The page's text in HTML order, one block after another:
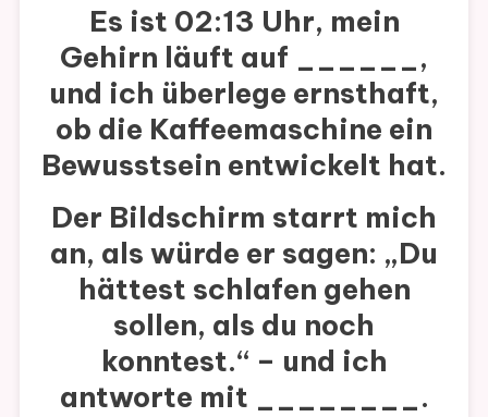
Es ist 02:13 Uhr, mein
Gehirn läuft auf ______,
und ich überlege ernsthaft,
ob die Kaffeemaschine ein
Bewusstsein entwickelt hat.
Der Bildschirm starrt mich
an, als würde er sagen: „Du
hättest schlafen gehen
sollen, als du noch
konntest.“ – und ich
antworte mit ________.